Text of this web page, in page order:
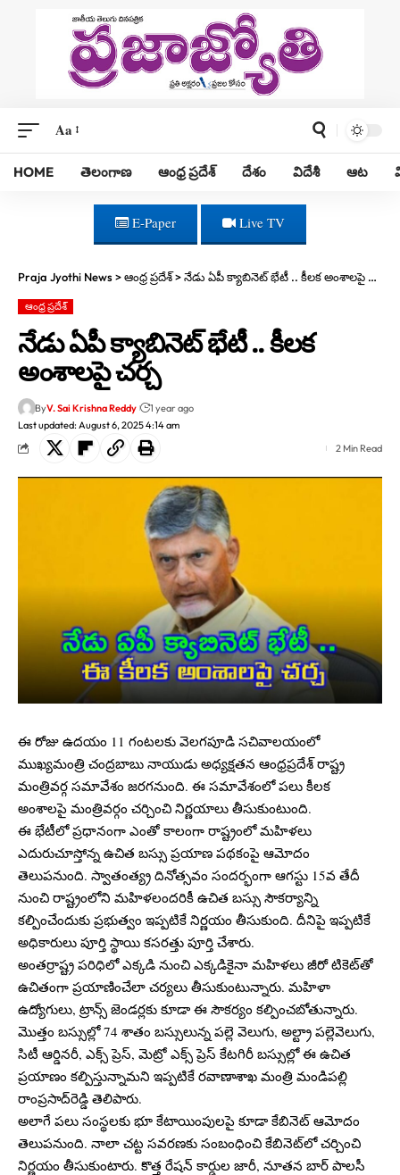
Aa
HOME తెలంగాణ ఆంధ్ర ప్రదేశ్ దేశం విదేశీ ఆట
E-Paper Live TV
Praja Jyothi News>ఆంధ్ర ప్రదేశ్>నేడు ఏపీ క్యాబినెట్ భేటీ .. కీలక అంశాలపై చర్చ
ఆంధ్ర ప్రదేశ్
నేడు ఏపీ క్యాబినెట్ భేటీ .. కీలక
అంశాలపై చర్చ
Last updated: August 6, 2025 4:14 am
ByV. Sai Krishna Reddy 1 year ago
2 Min Read
ఈ రోజు ఉదయం 11 గంటలకు వెలగపూడి సచివాలయంలో
ముఖ్యమంత్రి చంద్రబాబు నాయుడు అధ్యక్షతన ఆంధ్రప్రదేశ్ రాష్ట్ర
మంత్రివర్గ సమావేశం జరగనుంది. ఈ సమావేశంలో పలు కీలక
అంశాలపై మంత్రివర్గం చర్చించి నిర్ణయాలు తీసుకుంటుంది.
ఈ భేటీలో ప్రధానంగా ఎంతో కాలంగా రాష్ట్రంలో మహిళలు
ఎదురుచూస్తోన్న ఉచిత బస్సు ప్రయాణ పథకంపై ఆమోదం
తెలుపనుంది. స్వాతంత్య్ర దినోత్సవం సందర్భంగా ఆగస్టు 15వ తేదీ
నుంచి రాష్ట్రంలోని మహిళలందరికీ ఉచిత బస్సు సౌకర్యాన్ని
కల్పించేందుకు ప్రభుత్వం ఇప్పటికే నిర్ణయం తీసుకుంది. దీనిపై ఇప్పటికే
అధికారులు పూర్తి స్థాయి కసరత్తు పూర్తి చేశారు.
అంతర్రాష్ట్ర పరిధిలో ఎక్కడి నుంచి ఎక్కడికైనా మహిళలు జీరో టికెట్‌తో
ఉచితంగా ప్రయాణించేలా చర్యలు తీసుకుంటున్నారు. మహిళా
ఉద్యోగులు, ట్రాన్స్‌ జెండర్లకు కూడా ఈ సౌకర్యం కల్పించబోతున్నారు.
మొత్తం బస్సుల్లో 74 శాతం బస్సులున్న పల్లె వెలుగు, అల్ట్రా పల్లెవెలుగు,
సిటీ ఆర్డినరీ, ఎక్స్‌ ప్రెస్, మెట్రో ఎక్స్‌ ప్రెస్ కేటగిరీ బస్సుల్లో ఈ ఉచిత
ప్రయాణం కల్పిస్తున్నామని ఇప్పటికే రవాణాశాఖ మంత్రి మండిపల్లి
రాంప్రసాద్‌రెడ్డి తెలిపారు.
అలాగే పలు సంస్థలకు భూ కేటాయింపులపై కూడా కేబినెట్ ఆమోదం
తెలుపనుంది. నాలా చట్ట సవరణకు సంబంధించి కేబినెట్‌లో చర్చించి
నిర్ణయం తీసుకుంటారు. కొత్త రేషన్ కార్డుల జారీ, నూతన బార్ పాలసీ